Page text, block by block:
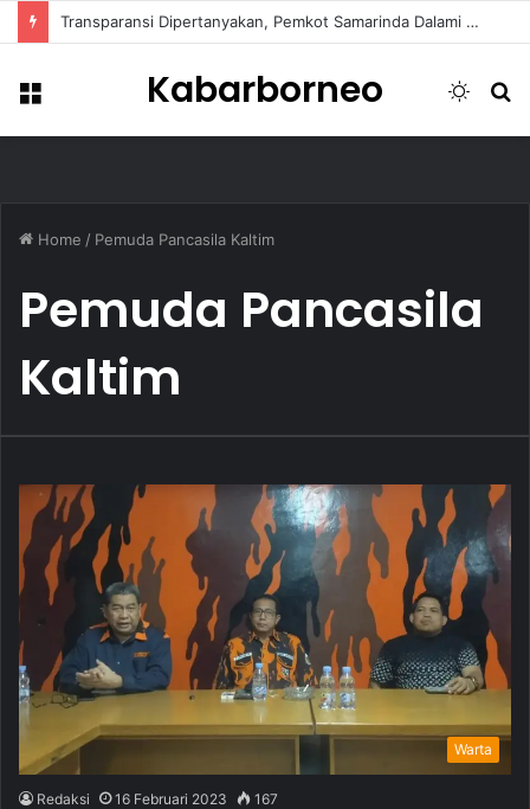
Transparansi Dipertanyakan, Pemkot Samarinda Dalami Data Kredit Macet Bankaltimtara
Menu Kabarborneo
Switch
Home / Pemuda Pancasila Kaltim
Pemuda Pancasila
Kaltim
Warta
Redaksi 16 Februari 2023 167